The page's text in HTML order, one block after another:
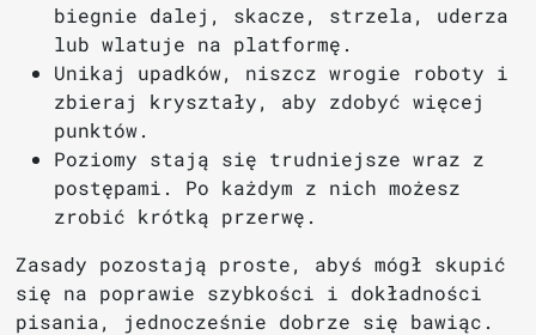
biegnie dalej, skacze, strzela, uderza
lub wlatuje na platformę.
Unikaj upadków, niszcz wrogie roboty i
zbieraj kryształy, aby zdobyć więcej
punktów.
Poziomy stają się trudniejsze wraz z
postępami. Po każdym z nich możesz
zrobić krótką przerwę.
Zasady pozostają proste, abyś mógł skupić
się na poprawie szybkości i dokładności
pisania, jednocześnie dobrze się bawiąc.